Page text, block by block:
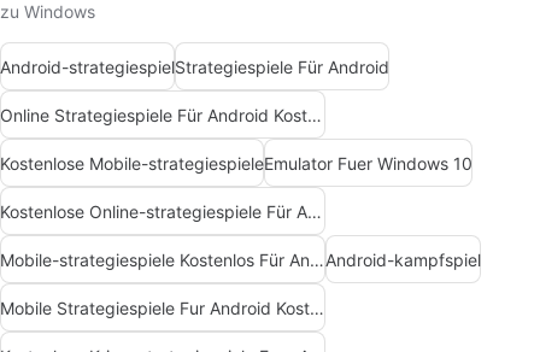
zu Windows
Android-strategiespielStrategiespiele Für Android
Online Strategiespiele Für Android Kostenlos
Kostenlose Mobile-strategiespieleEmulator Fuer Windows 10
Kostenlose Online-strategiespiele Für Android
Mobile-strategiespiele Kostenlos Für AndroidAndroid-kampfspiel
Mobile Strategiespiele Fur Android Kostenlos